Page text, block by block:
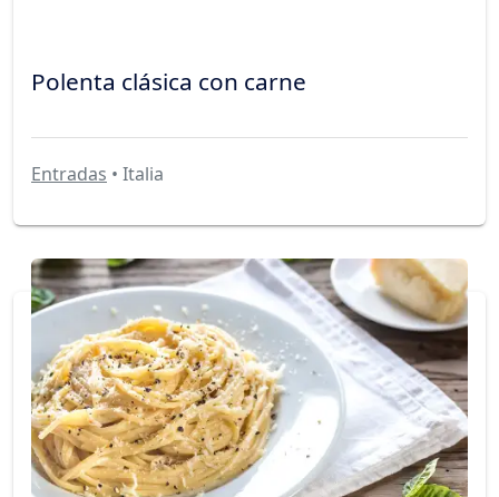
Polenta clásica con carne
Entradas • Italia